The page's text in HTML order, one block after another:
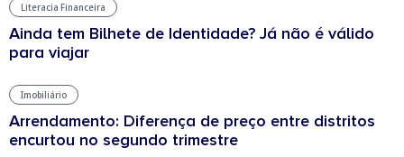
Literacia Financeira
Ainda tem Bilhete de Identidade? Já não é válido
para viajar
Imobiliário
Arrendamento: Diferença de preço entre distritos
encurtou no segundo trimestre